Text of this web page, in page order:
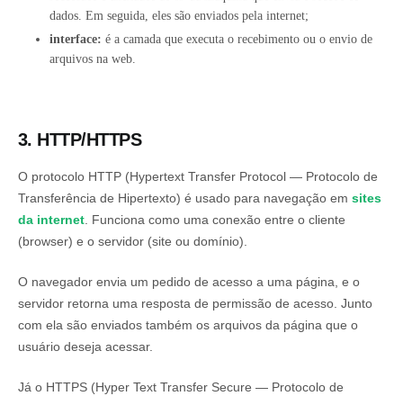
dados. Em seguida, eles são enviados pela internet;
interface: é a camada que executa o recebimento ou o envio de
arquivos na web.
3. HTTP/HTTPS
O protocolo HTTP (Hypertext Transfer Protocol — Protocolo de
Transferência de Hipertexto) é usado para navegação em sites
da internet. Funciona como uma conexão entre o cliente
(browser) e o servidor (site ou domínio).
O navegador envia um pedido de acesso a uma página, e o
servidor retorna uma resposta de permissão de acesso. Junto
com ela são enviados também os arquivos da página que o
usuário deseja acessar.
Já o HTTPS (Hyper Text Transfer Secure — Protocolo de